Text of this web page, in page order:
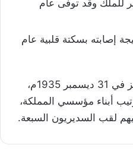
للملك وقد توفى عام
إصابته بسكتة قلبية عام
ولد الملك سلمان بن عبد العزيز في 31 ديسمبر 1935م،
أبناء مؤسسي المملكة،
لقب السديريون السبعة.